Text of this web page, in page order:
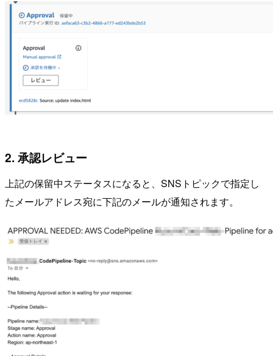
2. 承認レビュー
上記の保留中ステータスになると、SNSトピックで指定し
たメールアドレス宛に下記のメールが通知されます。